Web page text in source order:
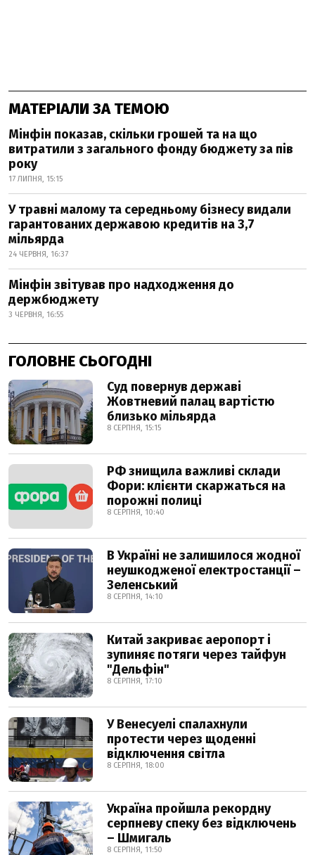
МАТЕРІАЛИ ЗА ТЕМОЮ
Мінфін показав, скільки грошей та на що
витратили з загального фонду бюджету за пів
року
17 ЛИПНЯ, 15:15
У травні малому та середньому бізнесу видали
гарантованих державою кредитів на 3,7
мільярда
24 ЧЕРВНЯ, 16:37
Мінфін звітував про надходження до
держбюджету
3 ЧЕРВНЯ, 16:55
ГОЛОВНЕ СЬОГОДНІ
Суд повернув державі
Жовтневий палац вартістю
близько мільярда
8 СЕРПНЯ, 15:15
РФ знищила важливі склади
Фори: клієнти скаржаться на
порожні полиці
8 СЕРПНЯ, 10:40
В Україні не залишилося жодної
неушкодженої електростанції –
Зеленський
8 СЕРПНЯ, 14:10
Китай закриває аеропорт і
зупиняє потяги через тайфун
"Дельфін"
8 СЕРПНЯ, 17:10
У Венесуелі спалахнули
протести через щоденні
відключення світла
8 СЕРПНЯ, 18:00
Україна пройшла рекордну
серпневу спеку без відключень
– Шмигаль
8 СЕРПНЯ, 11:50